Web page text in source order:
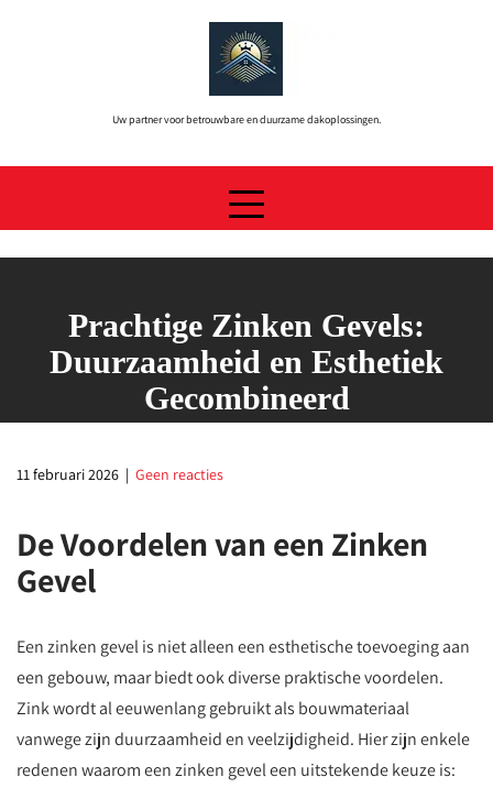
Uw partner voor betrouwbare en duurzame dakoplossingen.
Prachtige Zinken Gevels:
Duurzaamheid en Esthetiek
Gecombineerd
11 februari 2026 | Geen reacties
De Voordelen van een Zinken
Gevel
Een zinken gevel is niet alleen een esthetische toevoeging aan
een gebouw, maar biedt ook diverse praktische voordelen.
Zink wordt al eeuwenlang gebruikt als bouwmateriaal
vanwege zijn duurzaamheid en veelzijdigheid. Hier zijn enkele
redenen waarom een zinken gevel een uitstekende keuze is: